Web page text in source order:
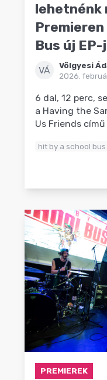
lehetnénk
Premieren
Bus új EP-
VÁ
Völgyesi
2026.
6 dal, 12 perc,
a Having the
Us Friends
hit by a school bus
PREMIEREK